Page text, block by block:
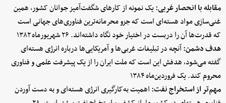
مقابله با انحصار غربی:یک نمونه از کارهای شگفت‌آمیز جوانان کشور، همین
غنی‌سازی مواد هسته‌ای است که جزو محرمانه‌ترین فناوری‌های جهانی است
که قدرت‌ها آن را دربست در اختیار خود نگاه داشته‌اند. ۲۶ شهریورماه ۱۳۸۲
هدف دشمن:آنچه در تبلیغات غربی‌ها و آمریکایی‌ها درباره انرژی هسته‌ای
گفته می‌شود، هدفش این است که ملت ایران را از یک پیشرفت علمی و فناوری
محروم کند. یک فروردین‌ماه ۱۳۸۴
مهم‌تر از استخراج نفت:اهمیت به‌کارگیری انرژی هسته‌ای و به دست آوردن